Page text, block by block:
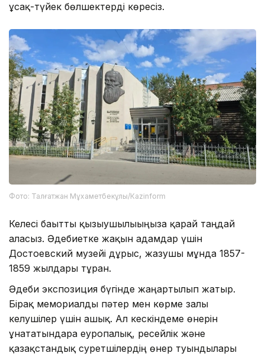
ұсақ-түйек бөлшектерді көресіз.
Фото: Талғатжан Мұхаметбекұлы/Кazinform
Келесі бағытты қызығушылығыңызға қарай таңдай
аласыз. Әдебиетке жақын адамдар үшін
Достоевский музейі дұрыс, жазушы мұнда 1857-
1859 жылдары тұрған.
Әдеби экспозиция бүгінде жаңартылып жатыр.
Бірақ мемориалды пәтер мен көрме залы
келушілер үшін ашық. Ал кескіндеме өнерін
ұнататындарға еуропалық, ресейлік және
қазақстандық суретшілердің өнер туындылары